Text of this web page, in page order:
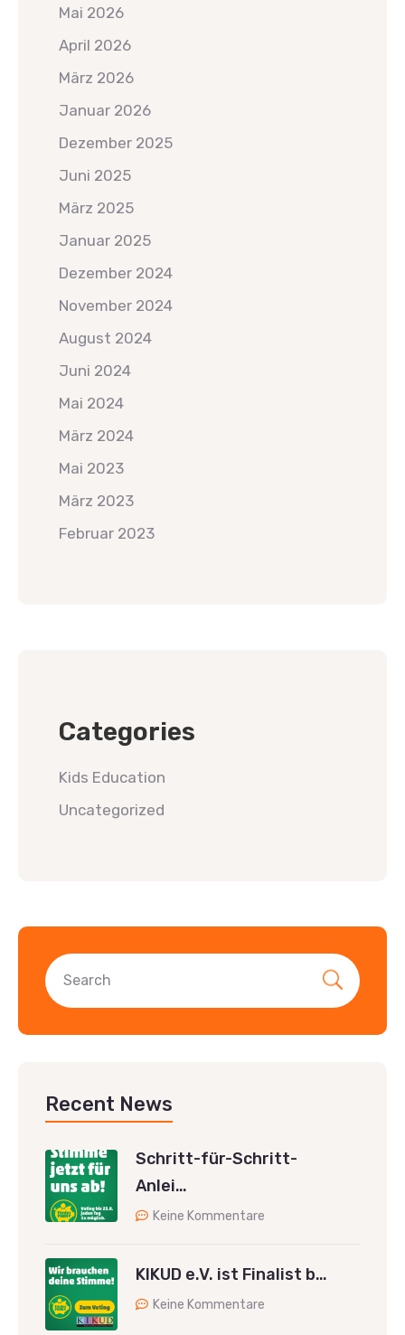
Mai 2026
April 2026
März 2026
Januar 2026
Dezember 2025
Juni 2025
März 2025
Januar 2025
Dezember 2024
November 2024
August 2024
Juni 2024
Mai 2024
März 2024
Mai 2023
März 2023
Februar 2023
Categories
Kids Education
Uncategorized
Recent News
Schritt-für-Schritt-
Anlei…
Keine Kommentare
KIKUD e.V. ist Finalist b…
Keine Kommentare